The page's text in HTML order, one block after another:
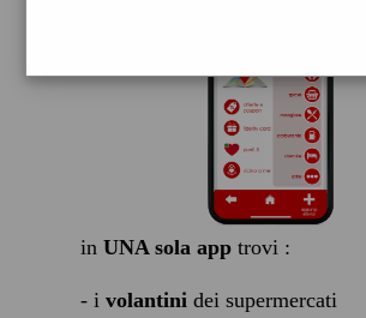
in UNA sola apptrovi :
- i volantinidei supermercati